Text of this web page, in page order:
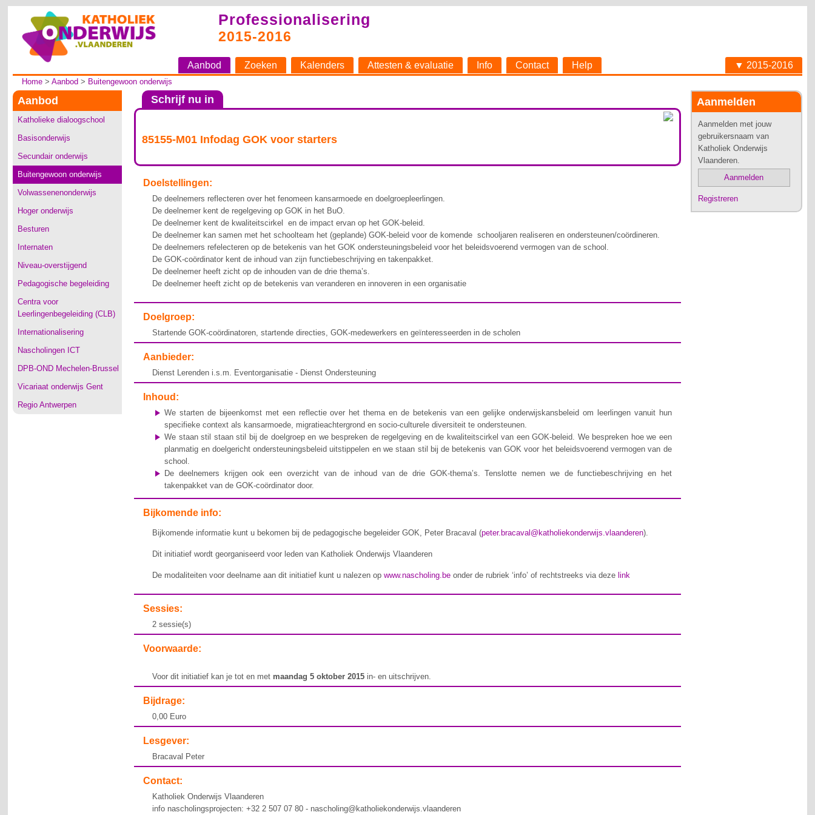
Professionalisering
2015-2016
Aanbod Zoeken Kalenders Attesten & evaluatie Info Contact Help ▼ 2015-2016
Home >Aanbod > Buitengewoon onderwijs
Aanbod
Katholieke dialoogschool
Basisonderwijs
Secundair onderwijs
Buitengewoon onderwijs
Volwassenenonderwijs
Hoger onderwijs
Besturen
Internaten
Niveau-overstijgend
Pedagogische begeleiding
Centra voor
Leerlingenbegeleiding (CLB)
Internationalisering
Nascholingen ICT
DPB-OND Mechelen-Brussel
Vicariaat onderwijs Gent
Regio Antwerpen
Aanmelden
Aanmelden met jouw
gebruikersnaam van
Katholiek Onderwijs
Vlaanderen.
Aanmelden
Registreren
Schrijf nu in
85155-M01 Infodag GOK voor starters
Doelstellingen:
De deelnemers reflecteren over het fenomeen kansarmoede en doelgroepleerlingen.
De deelnemer kent de regelgeving op GOK in het BuO.
De deelnemer kent de kwaliteitscirkel en de impact ervan op het GOK-beleid.
De deelnemer kan samen met het schoolteam het (geplande) GOK-beleid voor de komende schooljaren realiseren en ondersteunen/coördineren.
De deelnemers refelecteren op de betekenis van het GOK ondersteuningsbeleid voor het beleidsvoerend vermogen van de school.
De GOK-coördinator kent de inhoud van zijn functiebeschrijving en takenpakket.
De deelnemer heeft zicht op de inhouden van de drie thema’s.
De deelnemer heeft zicht op de betekenis van veranderen en innoveren in een organisatie
Doelgroep:
Startende GOK-coördinatoren, startende directies, GOK-medewerkers en geïnteresseerden in de scholen
Aanbieder:
Dienst Lerenden i.s.m. Eventorganisatie - Dienst Ondersteuning
Inhoud:
We starten de bijeenkomst met een reflectie over het thema en de betekenis van een gelijke onderwijskansbeleid om leerlingen vanuit hun
specifieke context als kansarmoede, migratieachtergrond en socio-culturele diversiteit te ondersteunen.
We staan stil staan stil bij de doelgroep en we bespreken de regelgeving en de kwaliteitscirkel van een GOK-beleid. We bespreken hoe we een
planmatig en doelgericht ondersteuningsbeleid uitstippelen en we staan stil bij de betekenis van GOK voor het beleidsvoerend vermogen van de
school.
De deelnemers krijgen ook een overzicht van de inhoud van de drie GOK-thema’s. Tenslotte nemen we de functiebeschrijving en het
takenpakket van de GOK-coördinator door.
Bijkomende info:
Bijkomende informatie kunt u bekomen bij de pedagogische begeleider GOK, Peter Bracaval (peter.bracaval@katholiekonderwijs.vlaanderen).
Dit initiatief wordt georganiseerd voor leden van Katholiek Onderwijs Vlaanderen
De modaliteiten voor deelname aan dit initiatief kunt u nalezen opwww.nascholing.be onder de rubriek ‘info’ of rechtstreeks via deze link
Sessies:
2 sessie(s)
Voorwaarde:
Voor dit initiatief kan je tot en met maandag 5 oktober 2015 in- en uitschrijven.
Bijdrage:
0,00 Euro
Lesgever:
Bracaval Peter
Contact:
Katholiek Onderwijs Vlaanderen
info nascholingsprojecten: +32 2 507 07 80 - nascholing@katholiekonderwijs.vlaanderen